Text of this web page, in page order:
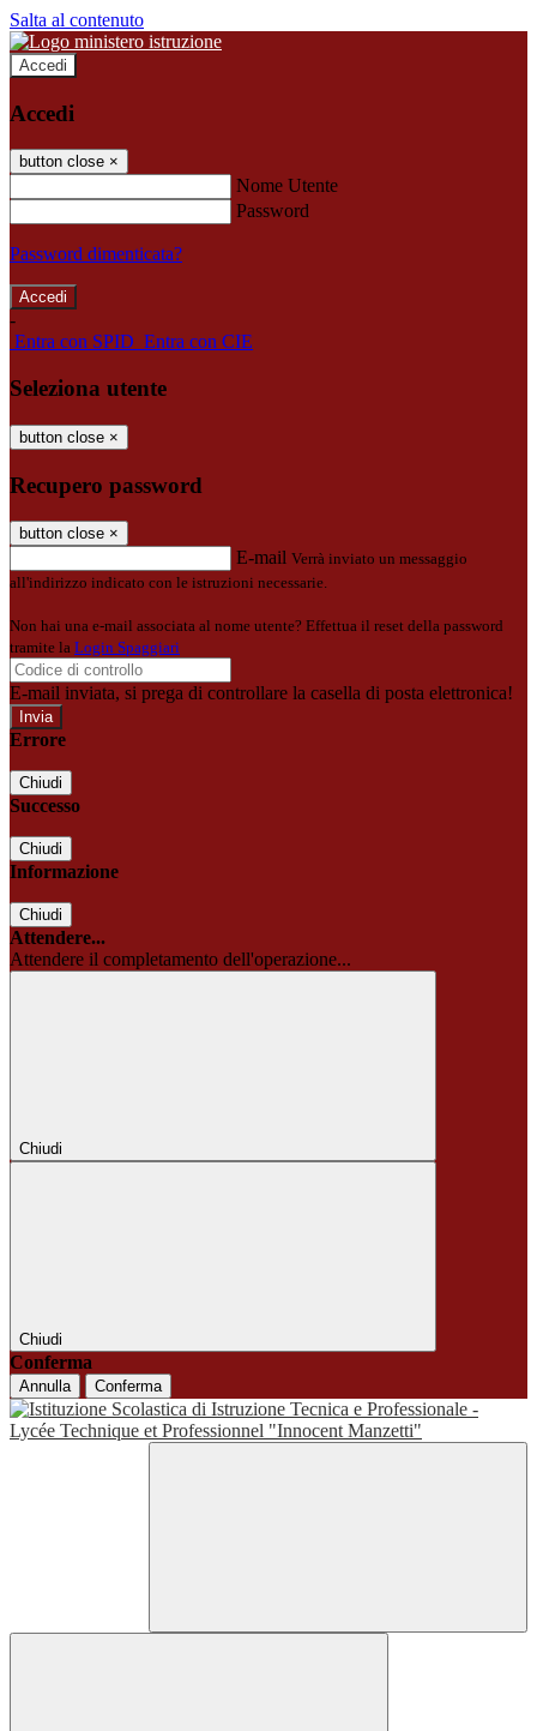
Salta al contenuto
Accedi
Accedi
button close ×
Nome Utente
Password
Password dimenticata?
-
Entra con SPID Entra con CIE
Seleziona utente
button close ×
Recupero password
button close ×
E-mail Verrà inviato un messaggio
all'indirizzo indicato con le istruzioni necessarie.
Non hai una e-mail associata al nome utente? Effettua il reset della password
tramite la Login Spaggiari
E-mail inviata, si prega di controllare la casella di posta elettronica!
Errore
Chiudi
Successo
Chiudi
Informazione
Chiudi
Attendere...
Attendere il completamento dell'operazione...
Chiudi
Chiudi
Conferma
Annulla Conferma